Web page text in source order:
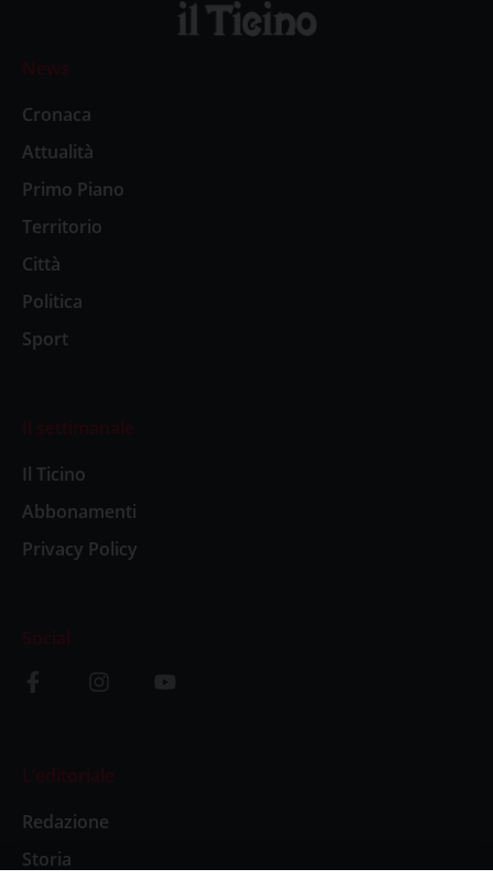
News
Cronaca
Attualità
Primo Piano
Territorio
Città
Politica
Sport
Il settimanale
Il Ticino
Abbonamenti
Privacy Policy
Social
L’editoriale
Redazione
Storia